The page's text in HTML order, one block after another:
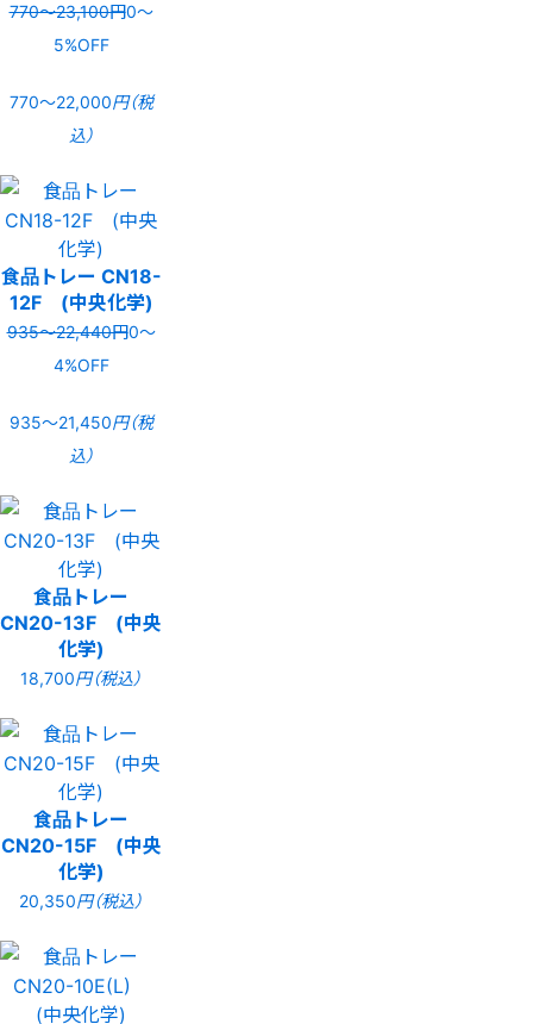
770〜23,100円0〜
5%OFF
770〜22,000円（税
込）
食品トレー CN18-
12F (中央化学)
935〜22,440円0〜
4%OFF
935〜21,450円（税
込）
食品トレー
CN20-13F (中央
化学)
18,700円（税込）
食品トレー
CN20-15F (中央
化学)
20,350円（税込）